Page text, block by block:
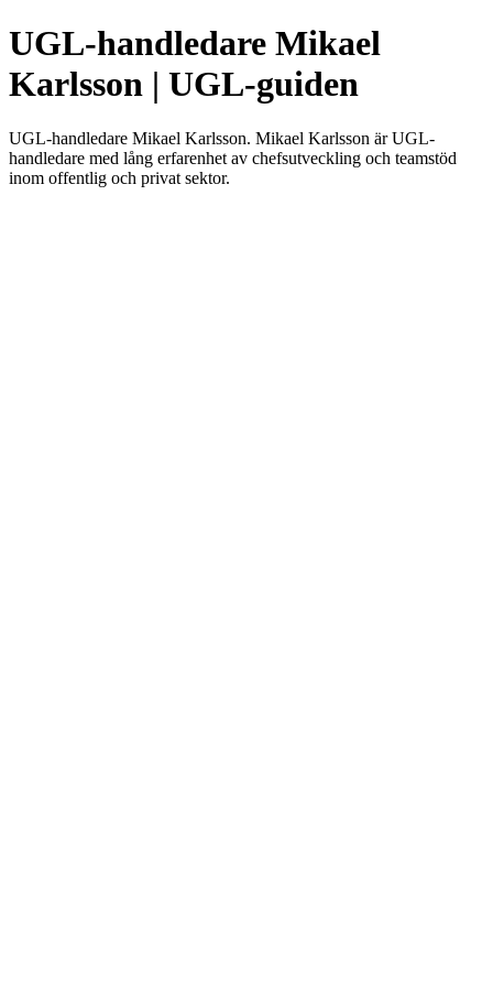
UGL-handledare Mikael
Karlsson | UGL-guiden
UGL-handledare Mikael Karlsson. Mikael Karlsson är UGL-
handledare med lång erfarenhet av chefsutveckling och teamstöd
inom offentlig och privat sektor.